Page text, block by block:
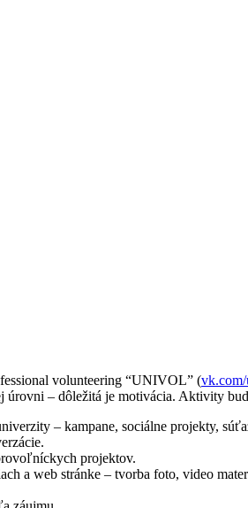
volunteering “UNIVOL” (
– dôležitá je motivácia. Aktivity
– kampane, sociálne projekty,
projektov.
a web stránke – tvorba foto, video